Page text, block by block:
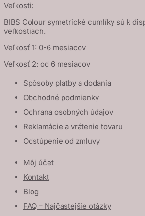
Veľkosti:
BIBS Colour symetrické cumlíky sú k
veľkostiach.
Veľkosť 1: 0-6 mesiacov
Veľkosť 2: od 6 mesiacov
Spôsoby platby a dodania
Obchodné podmienky
Ochrana osobných údajov
Reklamácie a vrátenie tovaru
Odstúpenie od zmluvy
Môj účet
Kontakt
Blog
FAQ – Najčastejšie otázky